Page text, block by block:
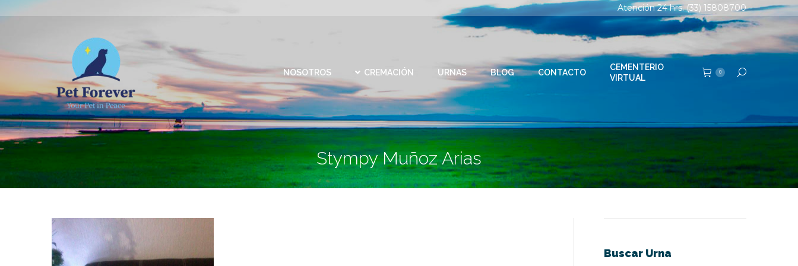
Atención 24 hrs. (33) 15808700
NOSOTROS CREMACIÓN URNAS BLOG CONTACTO
CEMENTERIO
VIRTUAL
0 Buscar:
Stympy Muñoz Arias
Buscar Urna
CONTACTO
CEMENTERIO
VIRTUAL
0 Buscar: